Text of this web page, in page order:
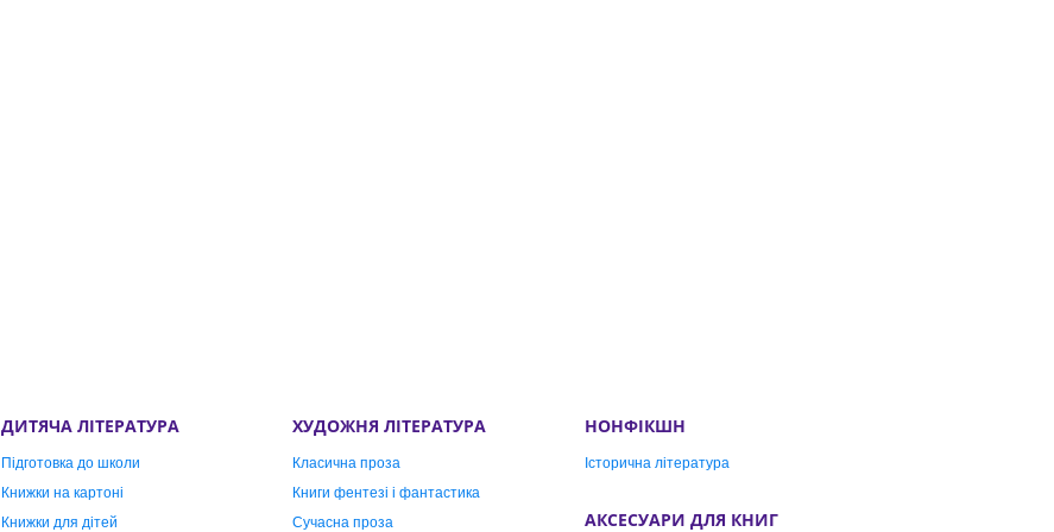
ДИТЯЧА ЛІТЕРАТУРА
Підготовка до школи
Книжки на картоні
Книжки для дітей
ХУДОЖНЯ ЛІТЕРАТУРА
Класична проза
Книги фентезі і фантастика
Сучасна проза
НОНФІКШН
Історична література
АКСЕСУАРИ ДЛЯ КНИГ